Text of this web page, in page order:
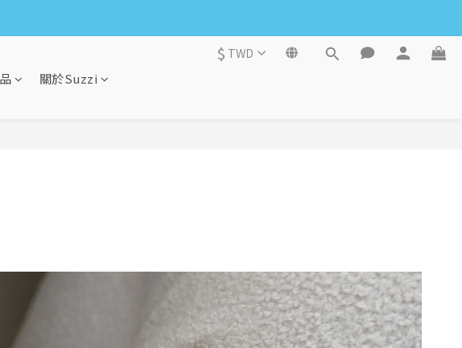
$ TWD
關於Suzzi